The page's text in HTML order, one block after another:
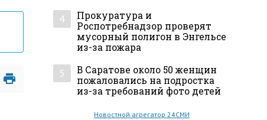
4
Прокуратура и
Роспотребнадзор проверят
мусорный полигон в Энгельсе
из-за пожара
5
В Саратове около 50 женщин
пожаловались на подростка
из-за требований фото детей
Новостной агрегатор 24СМИ